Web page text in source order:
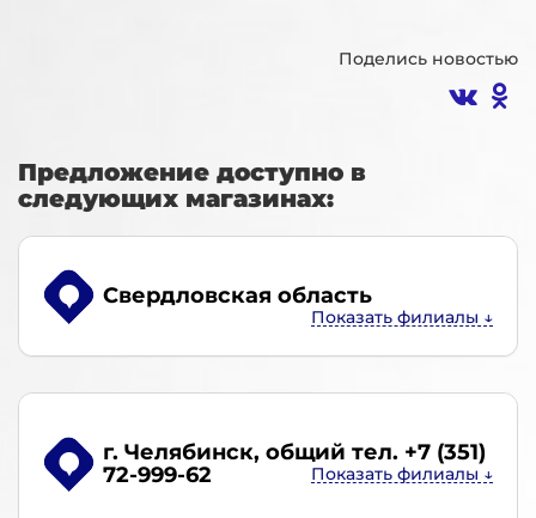
Поделись новостью
Предложение доступно в
следующих магазинах:
Свердловская область
г. Челябинск, общий тел. +7 (351)
72-999-62